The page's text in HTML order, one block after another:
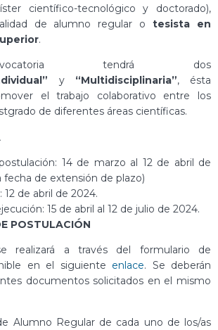
científico-tecnológico y doctorado),
de alumno regular otesista en
.
tendrá dos
y“Multidisciplinaria”, ésta
el trabajo colaborativo entre los
de diferentes áreas científicas.
14 de marzo al 12 de abril de
fecha de extensión de plazo)
12 de abril de 2024.
15 de abril al 12 de julio de 2024.
POSTULACIÓN
realizará a través del formulario de
en el siguiente enlace. Se deberán
documentos solicitados en el mismo
Alumno Regular de cada uno de los/as